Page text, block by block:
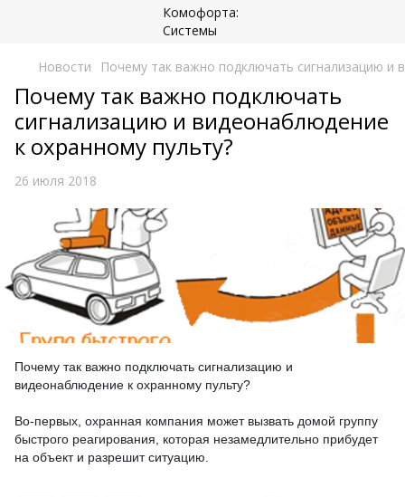
Новости Почему так важно подключать сигнализацию и
Почему так важно подключать
сигнализацию и видеонаблюдение
к охранному пульту?
26 июля 2018
Почему так важно подключать сигнализацию и
видеонаблюдение к охранному пульту?
Во-первых, охранная компания может вызвать домой группу
быстрого реагирования, которая незамедлительно прибудет
на объект и разрешит ситуацию.